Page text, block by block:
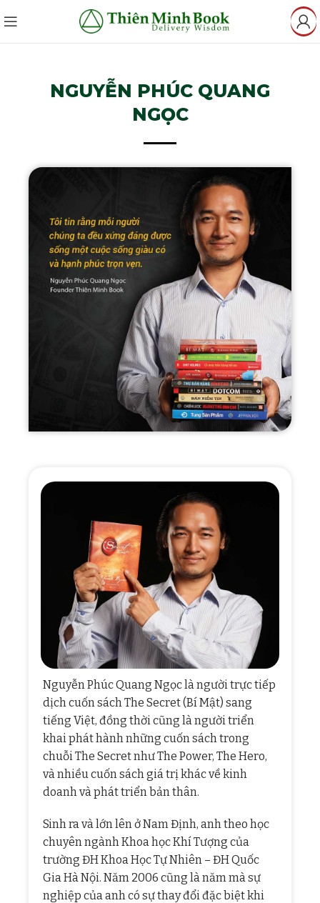
NGUYỄN PHÚC QUANG
NGỌC
Nguyễn Phúc Quang Ngọc là người trực tiếp
dịch cuốn sách The Secret (Bí Mật) sang
tiếng Việt, đồng thời cũng là người triển
khai phát hành những cuốn sách trong
chuỗi The Secret như The Power, The Hero,
và nhiều cuốn sách giá trị khác về kinh
doanh và phát triển bản thân.
Sinh ra và lớn lên ở Nam Định, anh theo học
chuyên ngành Khoa học Khí Tượng của
trường ĐH Khoa Học Tự Nhiên – ĐH Quốc
Gia Hà Nội. Năm 2006 cũng là năm mà sự
nghiệp của anh có sự thay đổi đặc biệt khi